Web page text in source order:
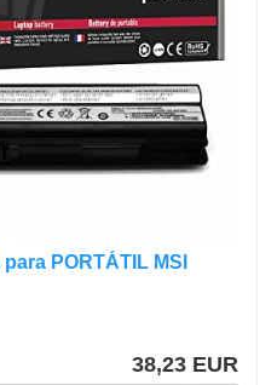
PORTÁTIL MSI
38,23 EUR